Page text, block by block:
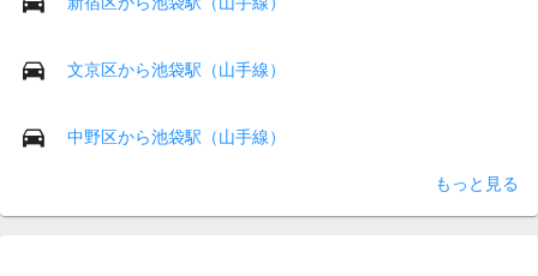
文京区から池袋駅（山手線）
中野区から池袋駅（山手線）
もっと見る